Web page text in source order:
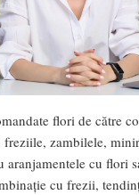
flori de către
freziile, zambilele,
cu flori
cu frezii,